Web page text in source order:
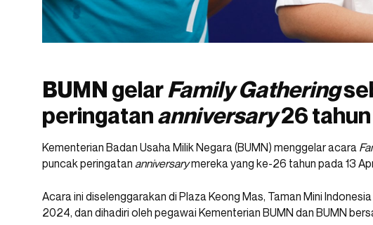
BUMN gelarFamily Gathering
peringatananniversary26 tahun
Kementerian Badan Usaha Milik Negara (BUMN) menggelar acara
puncak peringatan anniversarymereka yang ke-26 tahun pada 13
Acara ini diselenggarakan di Plaza Keong Mas, Taman Mini
2024, dan dihadiri oleh pegawai Kementerian BUMN dan BUMN